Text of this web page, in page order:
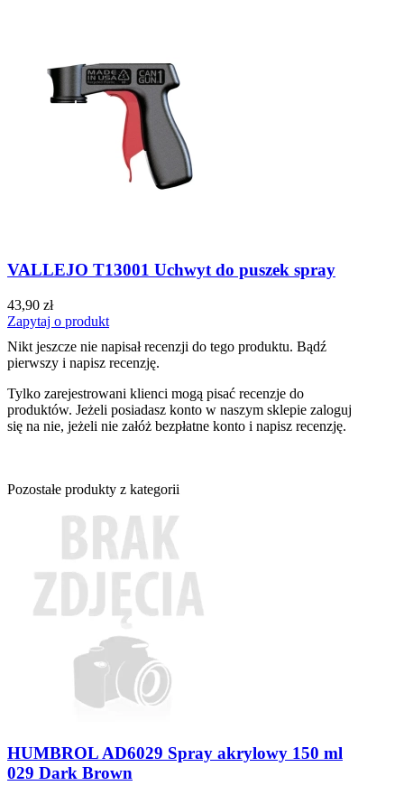
VALLEJO T13001 Uchwyt do puszek spray
43,90 zł
Zapytaj o produkt
Nikt jeszcze nie napisał recenzji do tego produktu. Bądź
pierwszy i napisz recenzję.
Tylko zarejestrowani klienci mogą pisać recenzje do
produktów. Jeżeli posiadasz konto w naszym sklepie zaloguj
się na nie, jeżeli nie załóż bezpłatne konto i napisz recenzję.
Pozostałe produkty z kategorii
HUMBROL AD6029 Spray akrylowy 150 ml
029 Dark Brown